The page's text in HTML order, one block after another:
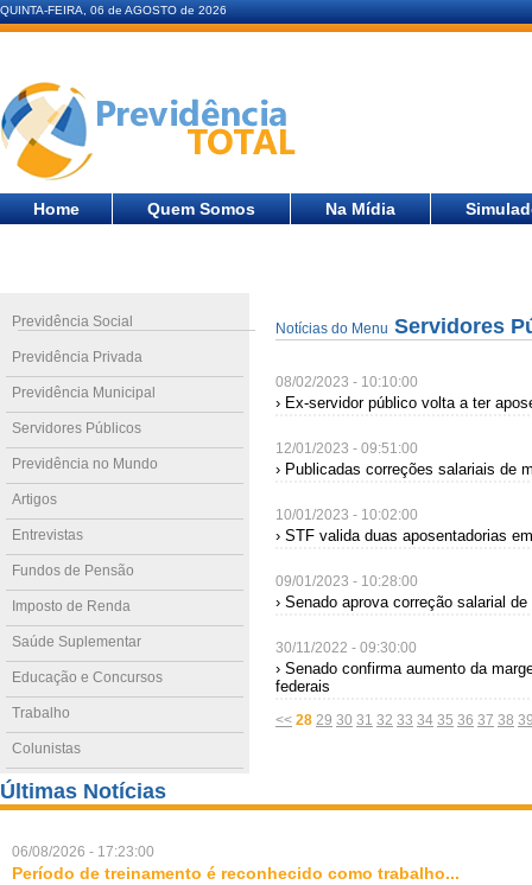
QUINTA-FEIRA, 06 de AGOSTO de 2026
Home Quem Somos Na Mídia
Previdência Social
Previdência Privada
Previdência Municipal
Servidores Públicos
Previdência no Mundo
Artigos
Entrevistas
Fundos de Pensão
Imposto de Renda
Saúde Suplementar
Educação e Concursos
Trabalho
Colunistas
Notícias do Menu Servidores
08/02/2023 - 10:10:00
› Ex-servidor público volta a ter
12/01/2023 - 09:51:00
› Publicadas correções salariais de
10/01/2023 - 10:02:00
› STF valida duas aposentadorias
09/01/2023 - 10:28:00
› Senado aprova correção salarial
30/11/2022 - 09:30:00
› Senado confirma aumento da
federais
<< 28 29 30 31 32 33 34 35 36 37 38
Últimas Notícias
06/08/2026 - 17:23:00
Período de treinamento é reconhecido como trabalho...